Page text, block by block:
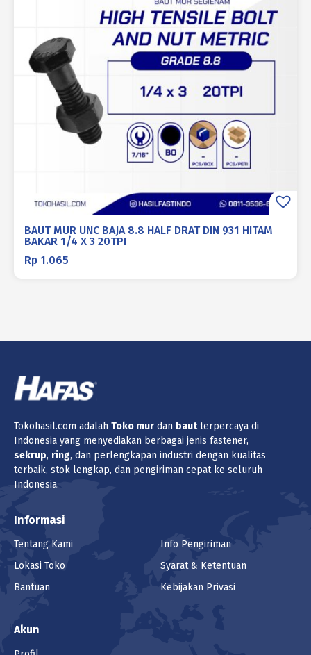
BAUT MUR UNC BAJA 8.8 HALF DRAT DIN 931 HITAM
BAKAR 1/4 X 3 20TPI
Rp 1.065
Tokohasil.com adalah Toko mur dan bautterpercaya di
Indonesia yang menyediakan berbagai jenis fastener,
sekrup, ring, dan perlengkapan industri dengan kualitas
terbaik, stok lengkap, dan pengiriman cepat ke seluruh
Indonesia.
Informasi
Tentang Kami
Lokasi Toko
Bantuan
Info Pengiriman
Syarat & Ketentuan
Kebijakan Privasi
Akun